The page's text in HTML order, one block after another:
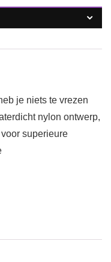
je niets te vrezen
nylon ontwerp,
superieure